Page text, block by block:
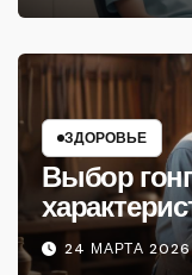
ЗДОРОВЬЕ
Выбор
24 МАРТА